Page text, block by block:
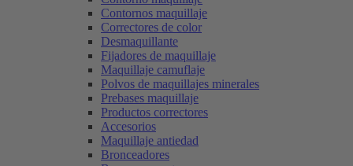
Contornos maquillaje
Correctores de color
Desmaquillante
Fijadores de maquillaje
Maquillaje camuflaje
Polvos de maquillajes minerales
Prebases maquillaje
Productos correctores
Accesorios
Maquillaje antiedad
Bronceadores